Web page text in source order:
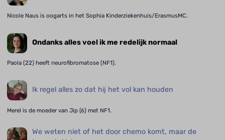
Nicole Naus is oogarts in het Sophia Kinderziekenhuis/ErasmusMC.
Ondanks alles voel ik me redelijk normaal
Paola (22) heeft neurofibromatose (NF1).
Ik regel alles zo dat hij het vol kan houden
Merel is de moeder van Jip (6) met NF1.
We weten niet of het door chemo komt, maar de